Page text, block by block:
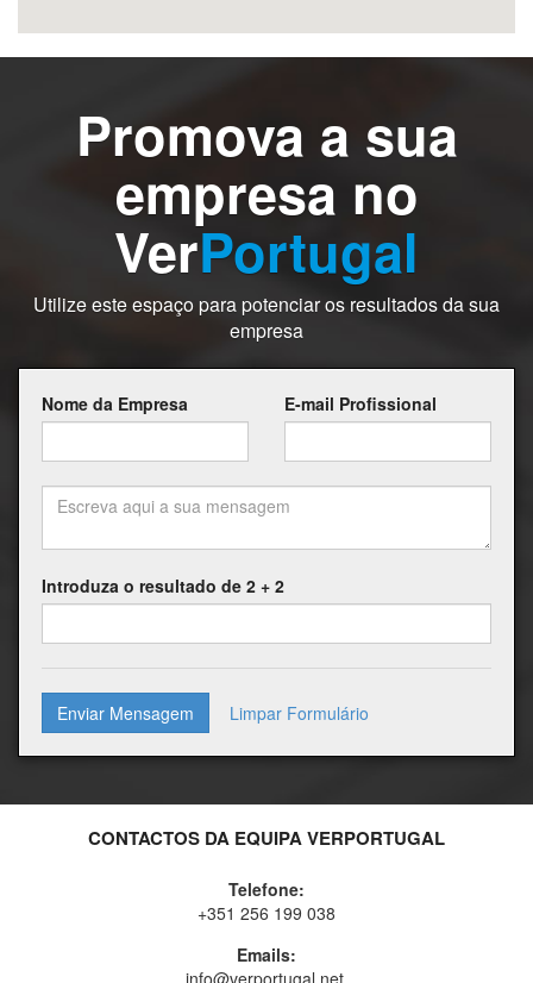
Promova a sua
empresa no
VerPortugal
Utilize este espaço para potenciar os resultados da sua
empresa
Nome da Empresa E-mail Profissional
Introduza o resultado de 2 + 2
Enviar Mensagem
CONTACTOS DA EQUIPA VERPORTUGAL
Telefone:
+351 256 199 038
Emails:
info@verportugal.net